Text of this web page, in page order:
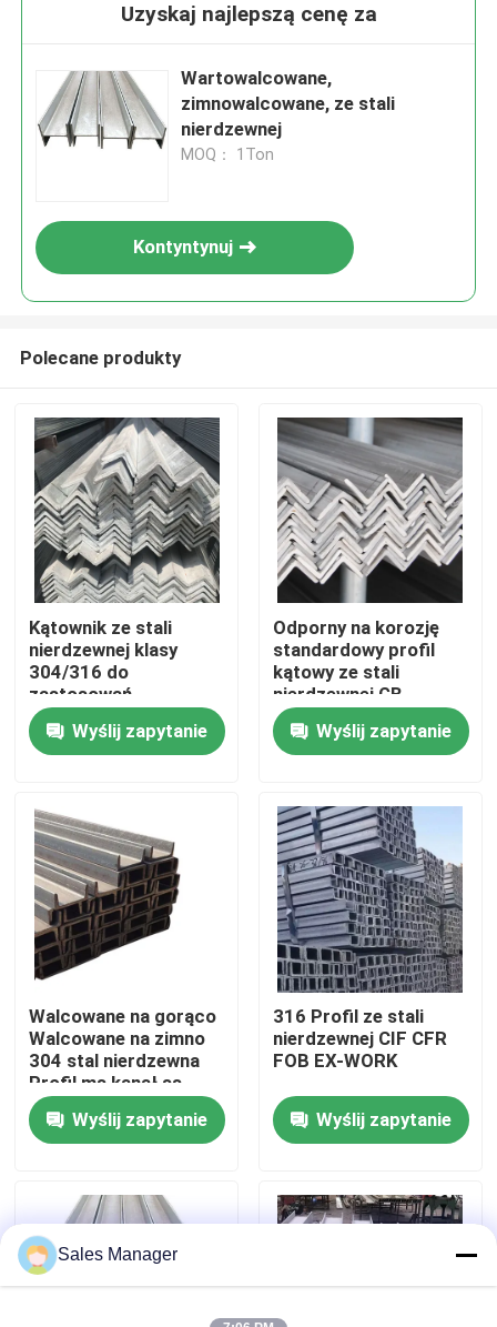
Dom
Produkty
Filmy
O nas
Wycieczka po fabryce
Kontrola jakości
Skontaktuj się z nami
Wszystkie przypadki
Uzyskaj najlepszą cenę za
Wartowalcowane,
zimnowalcowane, ze stali
nierdzewnej
MOQ： 1Ton
Kontyntynuj
Polecane produkty
Kątownik ze stali
nierdzewnej klasy
304/316 do
zastosowań
budowlanych
Wyślij zapytanie
Odporny na korozję
standardowy profil
kątowy ze stali
nierdzewnej GB
Wyślij zapytanie
Walcowane na gorąco
Walcowane na zimno
304 stal nierdzewna
Profil ms kanał ss
kanał
Wyślij zapytanie
316 Profil ze stali
nierdzewnej CIF CFR
FOB EX-WORK
Wyślij zapytanie
Sales Manager